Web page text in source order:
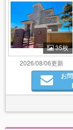
35枚
2026/08/06更新
お